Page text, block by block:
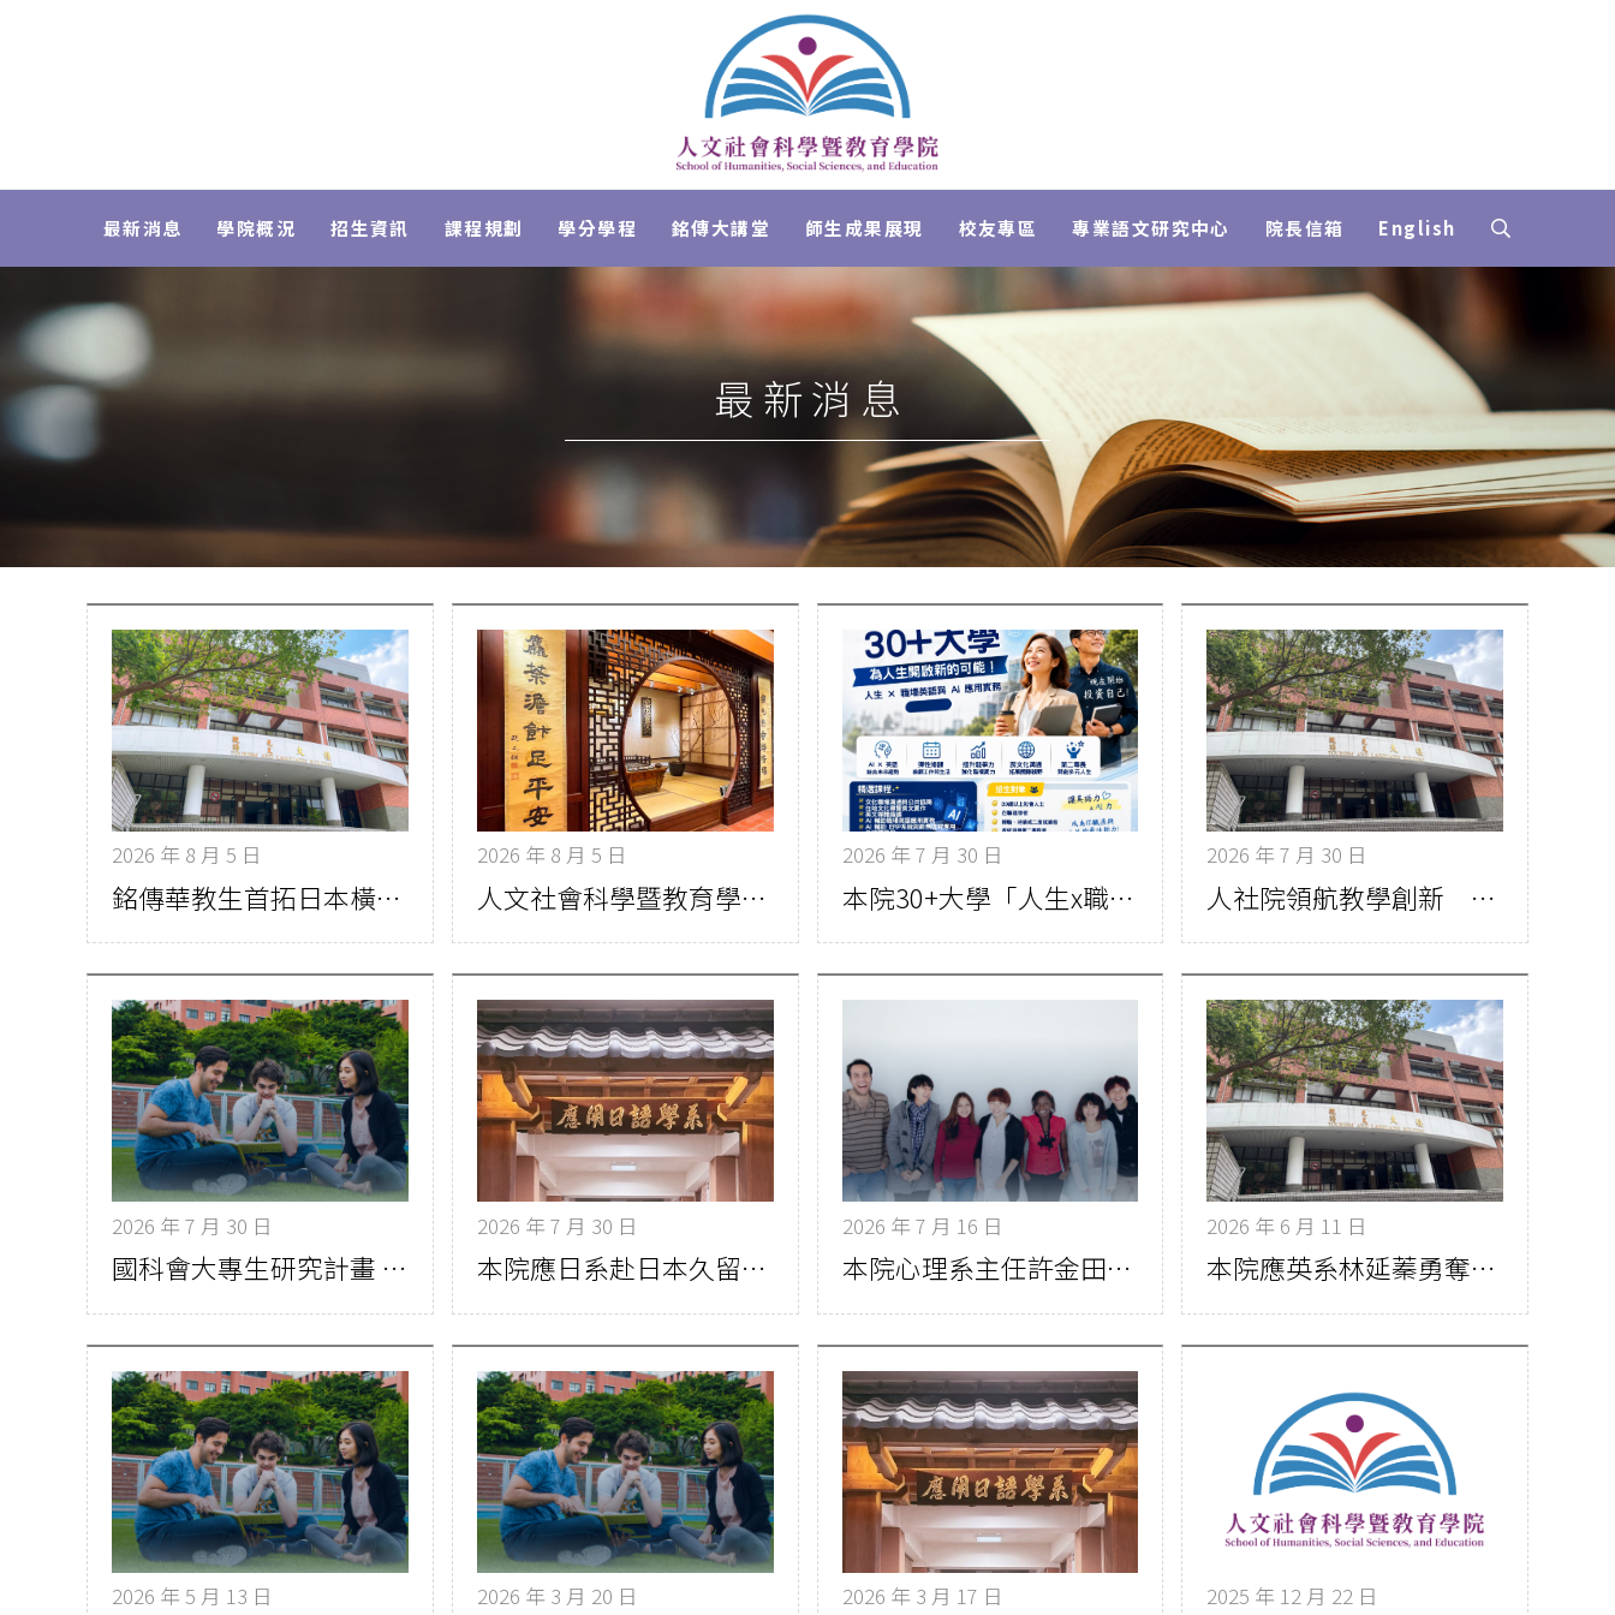
最新消息 學院概況 招生資訊 課程規劃 學分學程 銘傳大講堂 師生成果展現 校友專區 專業語文研究中心 院長信箱 English
最新消息
2026 年 8 月 5 日
銘傳華教生首拓日本橫濱實習據點 培育跨文化教學力
2026 年 8 月 5 日
人文社會科學暨教育學院國際合作再創里程碑 文華系攜手CSULB推動台美雙聯碩士學位
2026 年 7 月 30 日
本院30+大學「人生x職場英語與AI應用實務學分學程」熱烈招生中
2026 年 7 月 30 日
人社院領航教學創新 銘傳115年度教學實踐研究計畫獲補助9件居冠
2026 年 7 月 30 日
國科會大專生研究計畫 銘傳連13年突破百件 人文社科類全國第一
2026 年 7 月 30 日
本院應日系赴日本久留米大學研修 跨國交流深化語言與文化體驗
2026 年 7 月 16 日
本院心理系主任許金田捐百萬 設父親紀念獎學金鼓勵兩岸青年交流
2026 年 6 月 11 日
本院應英系林延蓁勇奪文藻盃英語即席演講全國亞軍 展現卓越英語表達力
2026 年 5 月 13 日 2026 年 3 月 20 日 2026 年 3 月 17 日 2025 年 12 月 22 日